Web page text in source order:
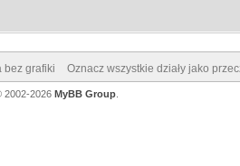
bez grafiki Oznacz wszystkie działy jako
2002-2026 MyBB Group.